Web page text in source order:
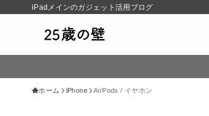
iPadメインのガジェット活用ブログ
ホーム iPhone AirPods / イヤホン